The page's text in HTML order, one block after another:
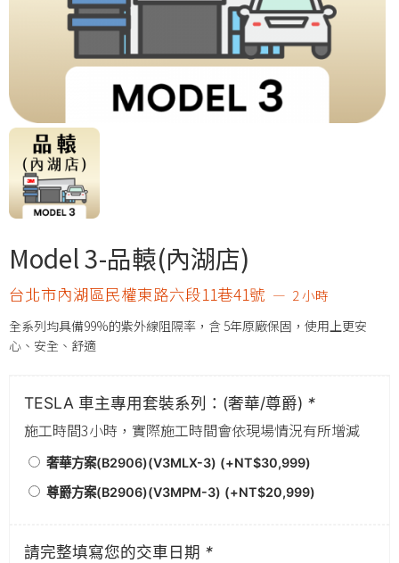
Model 3-品轅(內湖店)
台北市內湖區民權東路六段11巷41號 2 小時
全系列均具備99%的紫外線阻隔率，含 5年原廠保固，使用上更安
心、安全、舒適
TESLA 車主專用套裝系列：(奢華/尊爵) *
施工時間3小時，實際施工時間會依現場情況有所增減
奢華方案(B2906)(V3MLX-3) (+NT$30,999)
尊爵方案(B2906)(V3MPM-3) (+NT$20,999)
請完整填寫您的交車日期 *